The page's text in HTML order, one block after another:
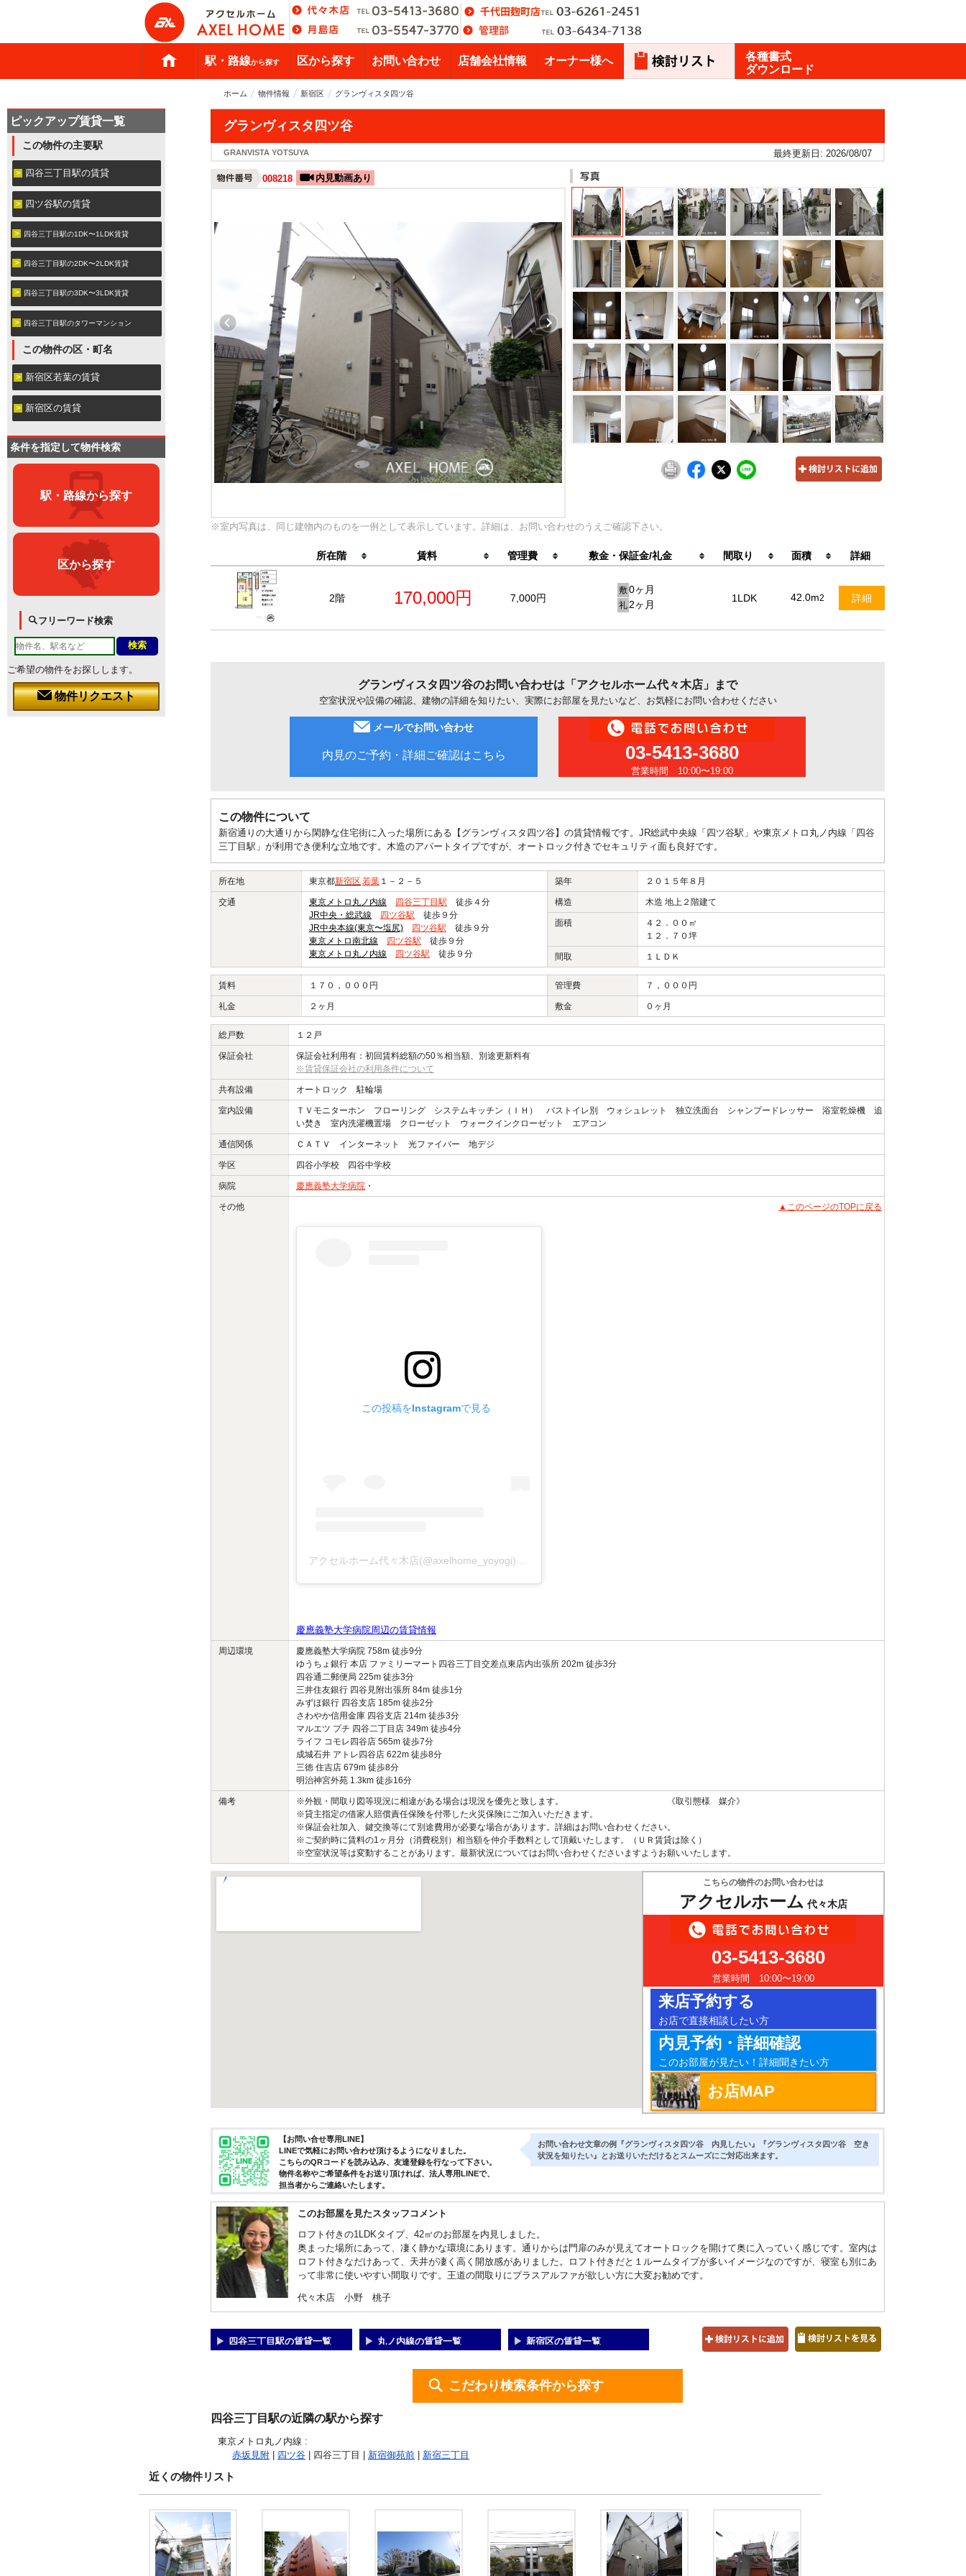
駅・路線から探す 区から探す お問い合わせ 店舗会社情報 オーナー様へ
各種書式
ダウンロード
ホーム 物件情報 新宿区 グランヴィスタ四ツ谷
グランヴィスタ四ツ谷
GRANVISTA YOTSUYA 最終更新日: 2026/08/07
008218 内見動画あり
※室内写真は、同じ建物内のものを一例として表示しています。詳細は、お問い合わせのうえご確認下さい。
所在階 賃料 管理費 敷金・保証金/礼金 間取り 面積 詳細
2階 170,000円 7,000円
敷0ヶ月
礼 2ヶ月
1LDK 42.0m2 詳細
グランヴィスタ四ツ谷のお問い合わせは「アクセルホーム代々木店」まで
空室状況や設備の確認、建物の詳細を知りたい、実際にお部屋を見たいなど、お気軽にお問い合わせください
メールでお問い合わせ
内見のご予約・詳細ご確認はこちら 03-5413-3680
営業時間 10:00〜19:00
この物件について
新宿通りの大通りから閑静な住宅街に入った場所にある【グランヴィスタ四ツ谷】の賃貸情報です。JR総武中央線「四ツ谷駅」や東京メトロ丸ノ内線「四谷
三丁目駅」が利用でき便利な立地です。木造のアパートタイプですが、オートロック付きでセキュリティ面も良好です。
所在地 東京都新宿区 若葉 １－２－５ 築年 ２０１５年８月
交通 東京メトロ丸ノ内線 四谷三丁目駅 徒歩４分
JR中央・総武線
四ツ谷駅 徒歩９分
JR中央本線(東京〜塩尻)
四ツ谷駅 徒歩９分
東京メトロ南北線
四ツ谷駅 徒歩９分
東京メトロ丸ノ内線
四ツ谷駅 徒歩９分
構造 木造 地上２階建て
面積
４２．００㎡
１２．７０坪
間取 １ＬＤＫ
賃料 １７０，０００円 管理費 ７，０００円
礼金 ２ヶ月 敷金 ０ヶ月
総戸数 １２戸
保証会社
保証会社利用有：初回賃料総額の50％相当額、別途更新料有
※賃貸保証会社の利用条件について
共有設備 オートロック 駐輪場
室内設備
ＴＶモニターホン フローリング システムキッチン（ＩＨ） バストイレ別 ウォシュレット 独立洗面台 シャンプードレッサー 浴室乾燥機 追
い焚き 室内洗濯機置場 クローゼット ウォークインクローゼット エアコン
通信関係 ＣＡＴＶ インターネット 光ファイバー 地デジ
学区 四谷小学校 四谷中学校
病院 慶應義塾大学病院 ・
その他 ▲このページのTOPに戻る
この投稿をInstagramで見る
慶應義塾大学病院周辺の賃貸情報
周辺環境
慶應義塾大学病院 758m 徒歩9分
ゆうちょ銀行 本店 ファミリーマート四谷三丁目交差点東店内出張所 202m 徒歩3分
四谷通二郵便局 225m 徒歩3分
三井住友銀行 四谷見附出張所 84m 徒歩1分
みずほ銀行 四谷支店 185m 徒歩2分
さわやか信用金庫 四谷支店 214m 徒歩3分
マルエツ プチ 四谷二丁目店 349m 徒歩4分
ライフ コモレ四谷店 565m 徒歩7分
成城石井 アトレ四谷店 622m 徒歩8分
三徳 住吉店 679m 徒歩8分
明治神宮外苑 1.3km 徒歩16分
備考
※外観・間取り図等現況に相違がある場合は現況を優先と致します。 《取引態様 媒介》
※貸主指定の借家人賠償責任保険を付帯した火災保険にご加入いただきます。
※保証会社加入、鍵交換等にて別途費用が必要な場合があります。詳細はお問い合わせください。
※ご契約時に賃料の1ヶ月分（消費税別）相当額を仲介手数料として頂戴いたします。（ＵＲ賃貸は除く）
※空室状況等は変動することがあります。最新状況についてはお問い合わせくださいますようお願いいたします。
こちらの物件のお問い合わせは
アクセルホーム 代々木店
03-5413-3680
営業時間 10:00〜19:00
来店予約する
お店で直接相談したい方
内見予約・詳細確認
このお部屋が見たい！詳細聞きたい方
お店MAP
【お問い合せ専用LINE】
LINEで気軽にお問い合わせ頂けるようになりました。
こちらのQRコードを読み込み、友達登録を行なって下さい。
物件名称やご希望条件をお送り頂ければ、法人専用LINEで、
担当者からご連絡いたします。
お問い合わせ文章の例『グランヴィスタ四ツ谷 内見したい』『グランヴィスタ四ツ谷 空き
状況を知りたい』とお送りいただけるとスムーズにご対応出来ます。
このお部屋を見たスタッフコメント
ロフト付きの1LDKタイプ、42㎡のお部屋を内見しました。
奥まった場所にあって、凄く静かな環境にあります。通りからは門扉のみが見えてオートロックを開けて奥に入っていく感じです。室内は
ロフト付きなだけあって、天井が凄く高く開放感がありました。ロフト付きだと１ルームタイプが多いイメージなのですが、寝室も別にあ
って非常に使いやすい間取りです。王道の間取りにプラスアルファが欲しい方に大変お勧めです。
代々木店 小野 桃子
四谷三丁目駅の賃貸一覧 丸ノ内線の賃貸一覧 新宿区の賃貸一覧
こだわり検索条件から探す
四谷三丁目駅の近隣の駅から探す
東京メトロ丸ノ内線 :
赤坂見附
四ツ谷 | 四谷三丁目 | 新宿御苑前 新宿三丁目
近くの物件リスト
ピックアップ賃貸一覧
この物件の主要駅
四谷三丁目駅の賃貸
四ツ谷駅の賃貸
四谷三丁目駅の1DK〜1LDK賃貸
四谷三丁目駅の2DK〜2LDK賃貸
四谷三丁目駅の3DK〜3LDK賃貸
四谷三丁目駅のタワーマンション
この物件の区・町名
新宿区若葉の賃貸
新宿区の賃貸
条件を指定して物件検索
駅・路線から探す
区から探す
フリーワード検索
ご希望の物件をお探しします。
物件リクエスト